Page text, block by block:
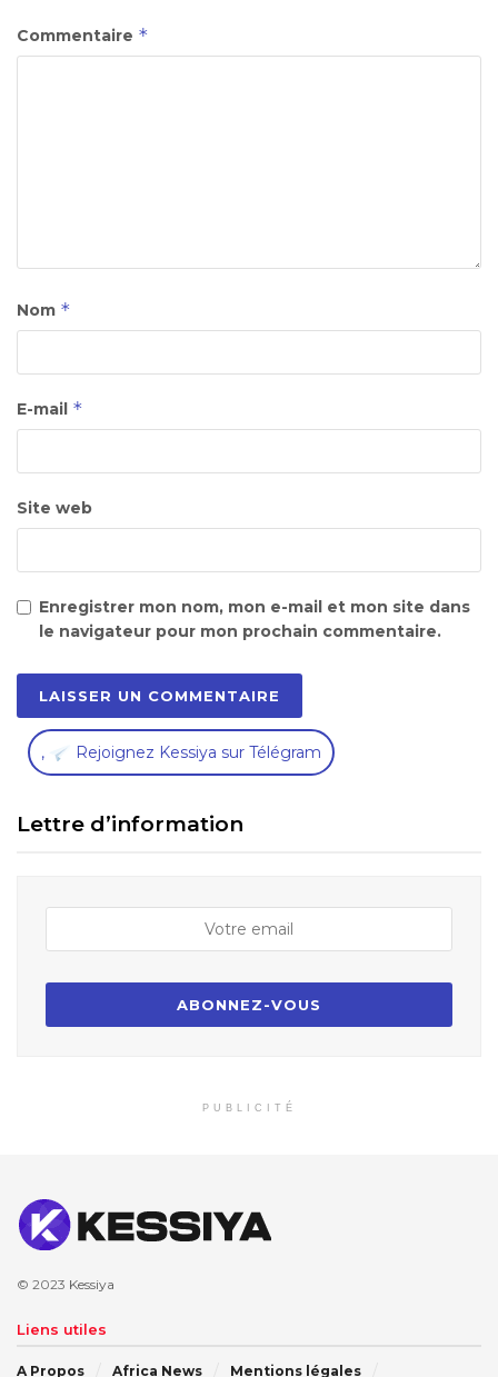
Commentaire *
Nom *
E-mail *
Site web
Enregistrer mon nom, mon e-mail et mon site dans
le navigateur pour mon prochain commentaire.
, Rejoignez Kessiya sur Télégram
Lettre d’information
PUBLICITÉ
© 2023 Kessiya
Liens utiles
A Propos Africa News Mentions légales